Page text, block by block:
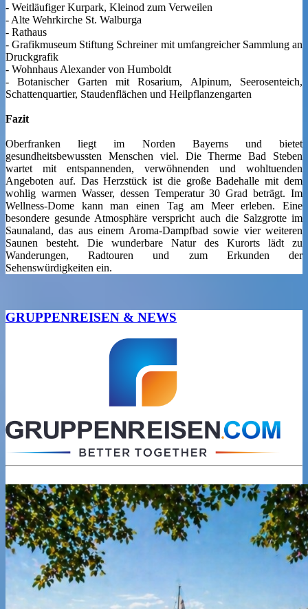
- Weitläufiger Kurpark, Kleinod zum Verweilen
- Alte Wehrkirche St. Walburga
- Rathaus
- Grafikmuseum Stiftung Schreiner mit umfangreicher Sammlung an
Druckgrafik
- Wohnhaus Alexander von Humboldt
- Botanischer Garten mit Rosarium, Alpinum, Seerosenteich,
Schattenquartier, Staudenflächen und Heilpflanzengarten
Fazit
Oberfranken liegt im Norden Bayerns und bietet
gesundheitsbewussten Menschen viel. Die Therme Bad Steben
wartet mit entspannenden, verwöhnenden und wohltuenden
Angeboten auf. Das Herzstück ist die große Badehalle mit dem
wohlig warmen Wasser, dessen Temperatur 30 Grad beträgt. Im
Wellness-Dome kann man einen Tag am Meer erleben. Eine
besondere gesunde Atmosphäre verspricht auch die Salzgrotte im
Saunaland, das aus einem Aroma-Dampfbad sowie vier weiteren
Saunen besteht. Die wunderbare Natur des Kurorts lädt zu
Wanderungen, Radtouren und zum Erkunden der
Sehenswürdigkeiten ein.
GRUPPENREISEN & NEWS